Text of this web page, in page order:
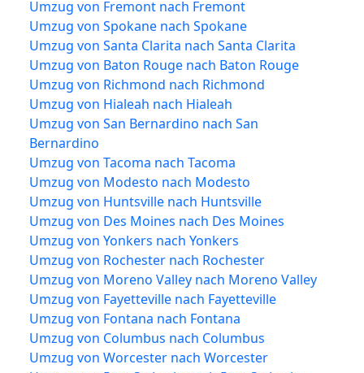
Umzug von Fremont nach Fremont
Umzug von Spokane nach Spokane
Umzug von Santa Clarita nach Santa Clarita
Umzug von Baton Rouge nach Baton Rouge
Umzug von Richmond nach Richmond
Umzug von Hialeah nach Hialeah
Umzug von San Bernardino nach San
Bernardino
Umzug von Tacoma nach Tacoma
Umzug von Modesto nach Modesto
Umzug von Huntsville nach Huntsville
Umzug von Des Moines nach Des Moines
Umzug von Yonkers nach Yonkers
Umzug von Rochester nach Rochester
Umzug von Moreno Valley nach Moreno Valley
Umzug von Fayetteville nach Fayetteville
Umzug von Fontana nach Fontana
Umzug von Columbus nach Columbus
Umzug von Worcester nach Worcester